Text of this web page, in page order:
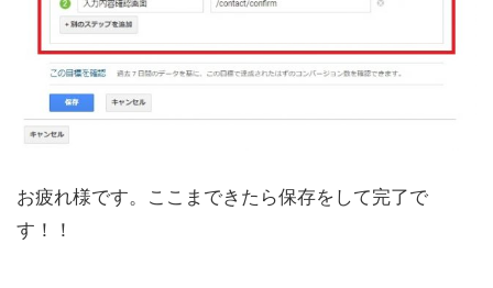
お疲れ様です。ここまできたら保存をして完了で
す！！